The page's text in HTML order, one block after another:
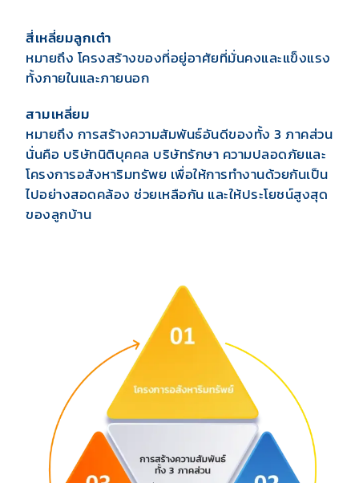
สี่เหลี่ยมลูกเต๋า
หมายถึง โครงสร้างของที่อยู่อาศัยที่มั่นคงและแข็งแรง
ทั้งภายในและภายนอก
สามเหลี่ยม
หมายถึง การสร้างความสัมพันธ์อันดีของทั้ง 3 ภาคส่วน
นั่นคือ บริษัทนิติบุคคล บริษัทรักษา ความปลอดภัยและ
โครงการอสังหาริมทรัพย เพื่อให้การทำงานด้วยกันเป็น
ไปอย่างสอดคล้อง ช่วยเหลือกัน และให้ประโยชน์สูงสุด
ของลูกบ้าน